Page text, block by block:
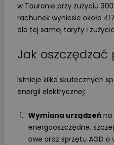
w Tauronie przy zużyciu
rachunek wyniesie około
dla tej samej taryfy i zużycia
Jak oszczędzać
Istnieje kilka skutecznych
energii elektrycznej:
Wymiana urządzeń na
energooszczędne,
owe oraz sprzętu AGD o